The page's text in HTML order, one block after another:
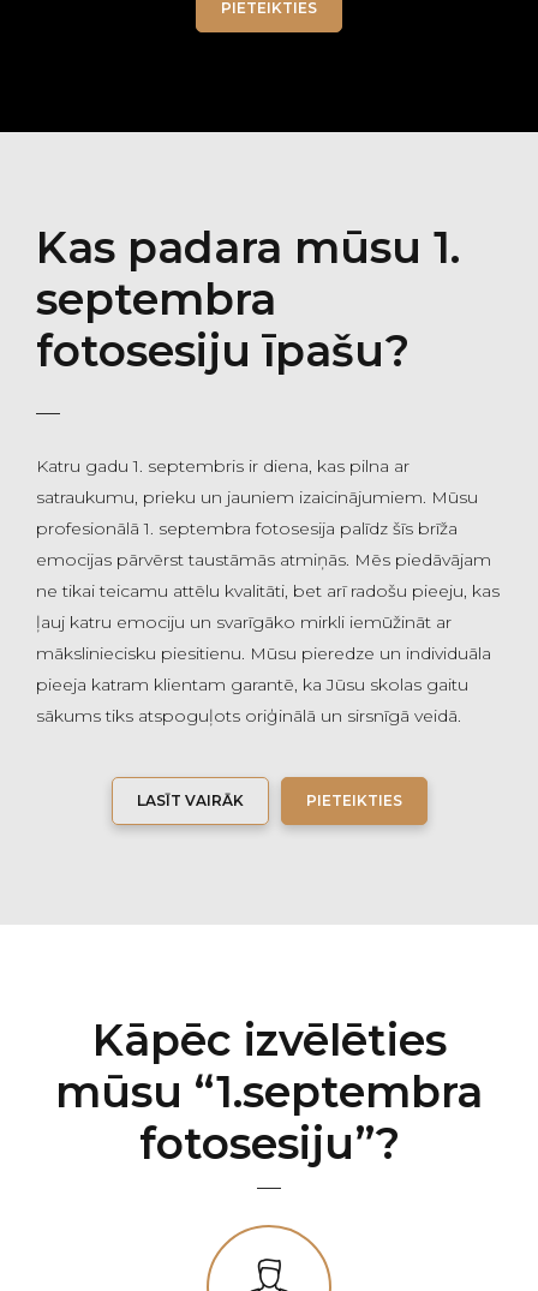
PIETEIKTIES
Kas padara mūsu 1.
septembra
fotosesiju īpašu?
Katru gadu 1. septembris ir diena, kas pilna ar
satraukumu, prieku un jauniem izaicinājumiem. Mūsu
profesionālā 1. septembra fotosesija palīdz šīs brīža
emocijas pārvērst taustāmās atmiņās. Mēs piedāvājam
ne tikai teicamu attēlu kvalitāti, bet arī radošu pieeju, kas
ļauj katru emociju un svarīgāko mirkli iemūžināt ar
māksliniecisku piesitienu. Mūsu pieredze un individuāla
pieeja katram klientam garantē, ka Jūsu skolas gaitu
sākums tiks atspoguļots oriģinālā un sirsnīgā veidā.
LASĪT VAIRĀK PIETEIKTIES
Kāpēc izvēlēties
mūsu “1.septembra
fotosesiju”?